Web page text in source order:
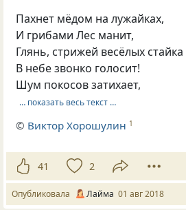
Пахнет мёдом на лужайках,
И грибами Лес манит,
Глянь, стрижей весёлых стайка
В небе звонко голосит!
Шум покосов затихает,
… показать весь текст …
© Виктор Хорошулин 1
41 2
Опубликовала Лайма 01 авг 2018